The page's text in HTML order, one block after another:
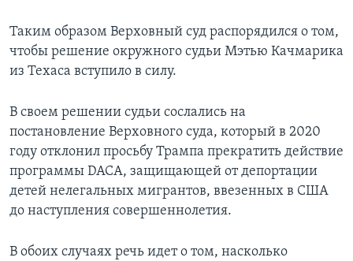
Таким образом Верховный суд распорядился о том,
чтобы решение окружного судьи Мэтью Качмарика
из Техаса вступило в силу.
В своем решении судьи сослались на
постановление Верховного суда, который в 2020
году отклонил просьбу Трампа прекратить действие
программы DACA, защищающей от депортации
детей нелегальных мигрантов, ввезенных в США
до наступления совершеннолетия.
В обоих случаях речь идет о том, насколько